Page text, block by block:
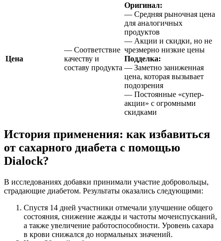
Цена
— Соответствие
качеству и
составу продукта
Оригинал:
— Средняя рыночная цена
для аналогичных
продуктов
— Акции и скидки, но не
чрезмерно низкие цены
Подделка:
— Заметно заниженная
цена, которая вызывает
подозрения
— Постоянные «супер-
акции» с огромными
скидками
История применения: как избавиться
от сахарного диабета с помощью
Dialock?
В исследованиях добавки принимали участие добровольцы,
страдающие диабетом. Результаты оказались следующими:
Спустя 14 дней участники отмечали улучшение общего
состояния, снижение жажды и частоты мочеиспусканий,
а также увеличение работоспособности. Уровень сахара
в крови снижался до нормальных значений.